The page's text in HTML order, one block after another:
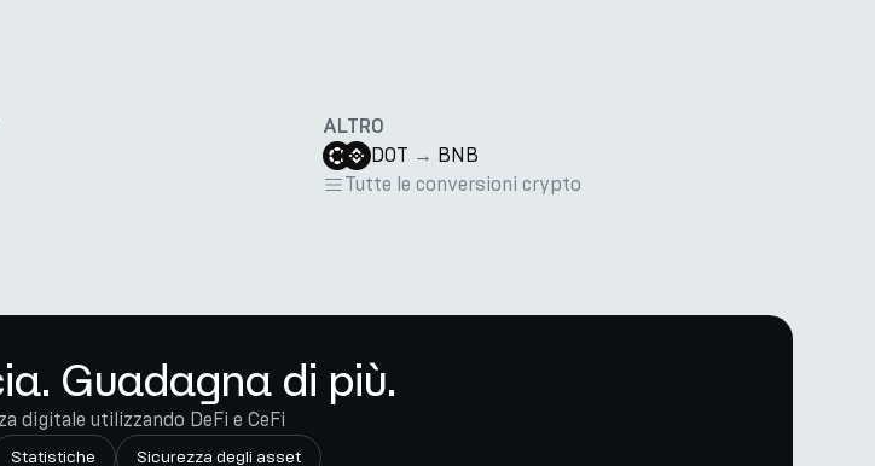
ALTRO
DOT → BNB
Tutte le conversioni crypto
Guadagna di più.
digitale utilizzando DeFi e CeFi
Statistiche Sicurezza degli asset